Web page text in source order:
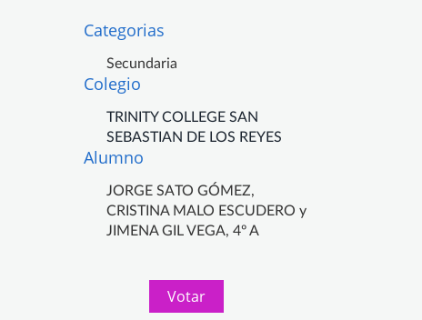
Categorias
Secundaria
Colegio
TRINITY COLLEGE SAN
SEBASTIAN DE LOS REYES
Alumno
JORGE SATO GÓMEZ,
CRISTINA MALO ESCUDERO y
JIMENA GIL VEGA, 4º A
Votar